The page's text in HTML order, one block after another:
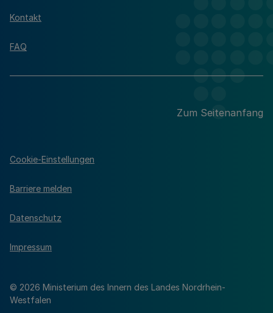
Kontakt
FAQ
Zum Seitenanfang
© 2026 Ministerium des Innern des Landes Nordrhein-
Westfalen
Cookie-Einstellungen
Barriere melden
Datenschutz
Impressum